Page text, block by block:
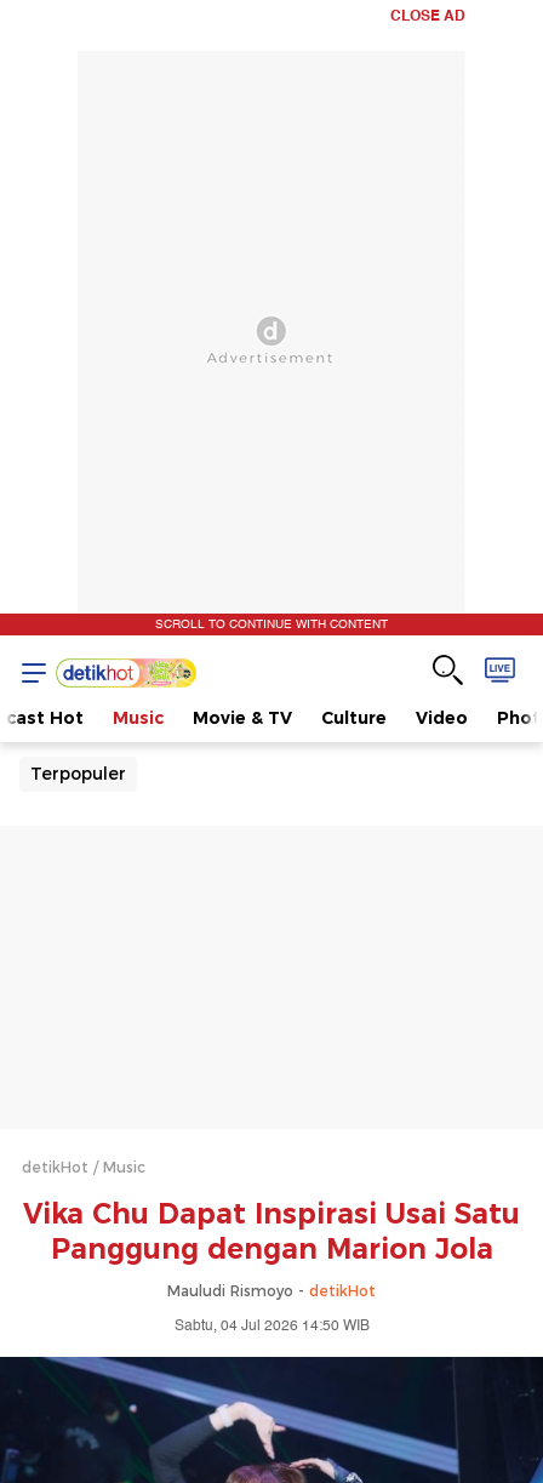
CLOSE AD
SCROLL TO CONTINUE WITH CONTENT
Hot Music Movie & TV Culture Video
Terpopuler
detikHot Music
Vika Chu Dapat Inspirasi Usai Satu
Panggung dengan Marion Jola
Mauludi Rismoyo - detikHot
Sabtu, 04 Jul 2026 14:50 WIB